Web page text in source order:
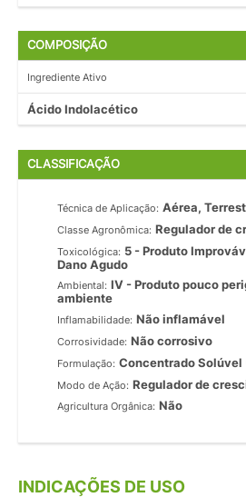
COMPOSIÇÃO
Ingrediente Ativo
Ácido Indolacético
CLASSIFICAÇÃO
Técnica de Aplicação: Aérea,
Classe Agronômica: Regulador de
Toxicológica: 5 - Produto
Dano Agudo
Ambiental: IV - Produto pouco
ambiente
Inflamabilidade: Não inflamável
Corrosividade: Não corrosivo
Formulação: Concentrado Solúvel
Modo de Ação: Regulador de
Agricultura Orgânica: Não
INDICAÇÕES DE USO